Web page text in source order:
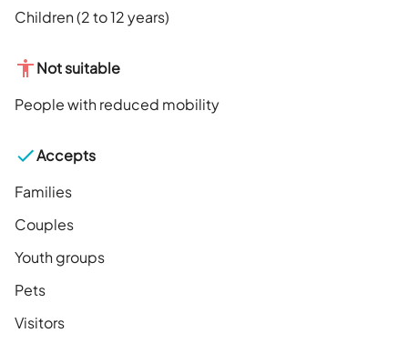
Children (2 to 12 years)
Not suitable
People with reduced mobility
Accepts
Families
Couples
Youth groups
Pets
Visitors